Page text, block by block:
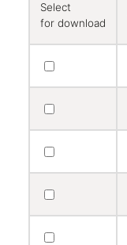
Select
for download